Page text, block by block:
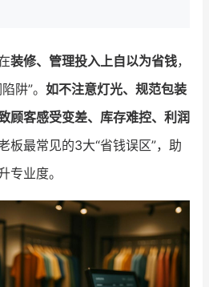
行业报告
有赞商盟
装修、管理投入上自以为省钱，
阱”。 如不注意灯光、规范包装
顾客感受变差、库存难控、利润
板最常见的3大“省钱误区”，助
专业度。